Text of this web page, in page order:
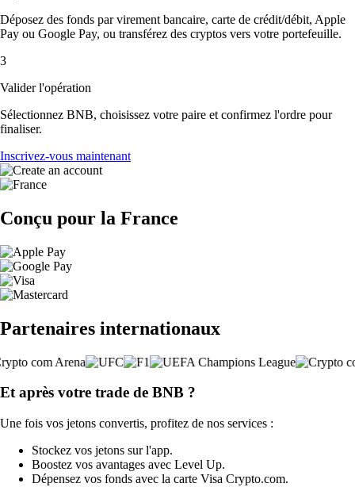
Déposez des fonds par virement bancaire, carte de crédit/débit, Apple
Pay ou Google Pay, ou transférez des cryptos vers votre portefeuille.
3
Valider l'opération
Sélectionnez BNB, choisissez votre paire et confirmez l'ordre pour
finaliser.
Inscrivez-vous maintenant
Conçu pour la France
Partenaires internationaux
Et après votre trade de BNB ?
Une fois vos jetons convertis, profitez de nos services :
Stockez vos jetons sur l'app.
Boostez vos avantages avec Level Up.
Dépensez vos fonds avec la carte Visa Crypto.com.